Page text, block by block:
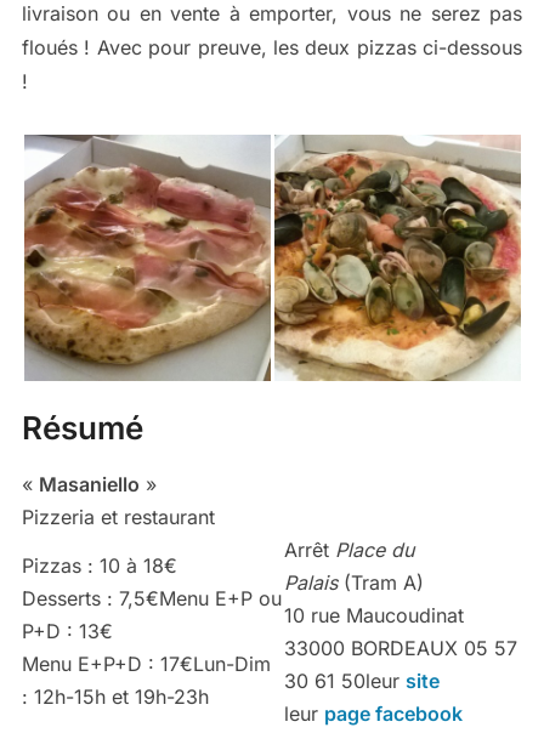
livraison ou en vente à emporter, vous ne serez pas
floués ! Avec pour preuve, les deux pizzas ci-dessous
!
Résumé
« Masaniello »
Pizzeria et restaurant
Pizzas : 10 à 18€
Desserts : 7,5€Menu E+P ou
P+D : 13€
Menu E+P+D : 17€Lun-Dim
: 12h-15h et 19h-23h
Arrêt Place du
Palais(Tram A)
10 rue Maucoudinat
33000 BORDEAUX05 57
30 61 50leur site
leur page facebook